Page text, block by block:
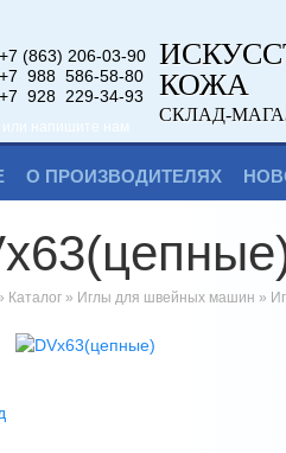
+7 (863) 206-03-90
+7 988 586-58-80
+7 928 229-34-93
или напишите нам
КОЖА
СКЛАД-
О ПРОИЗВОДИТЕЛЯХ
Каталог » Иглы для швейных машин »